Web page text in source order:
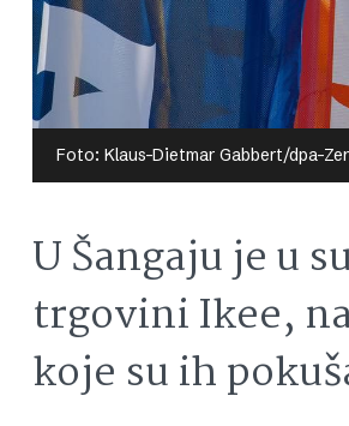
Foto: Klaus-Dietmar Gabbert/dpa-
U Šangaju je u
trgovini Ikee,
koje su ih